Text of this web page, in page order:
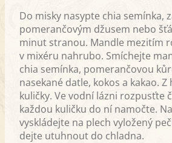
Do misky nasypte chia semínka,
pomerančovým džusem nebo
minut stranou. Mandle mezitím
v mixéru nahrubo. Smíchejte
chia semínka, pomerančovou
nasekané datle, kokos a kakao.
kuličky. Ve vodní lázni rozpusťte
každou kuličku do ní namočte.
vyskládejte na plech vyložený
dejte utuhnout do chladna.